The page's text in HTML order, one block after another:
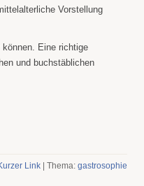
Vorstellung
Eine richtige
und buchstäblichen
Link | Thema: gastrosophie